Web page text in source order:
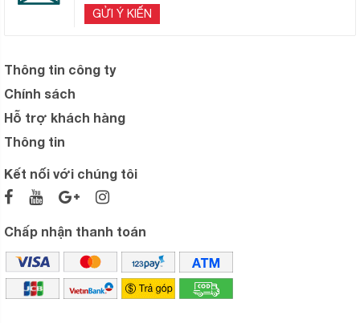
GỬI Ý KIẾN
Thông tin công ty
Chính sách
Hỗ trợ khách hàng
Thông tin
Kết nối với chúng tôi
Chấp nhận thanh toán